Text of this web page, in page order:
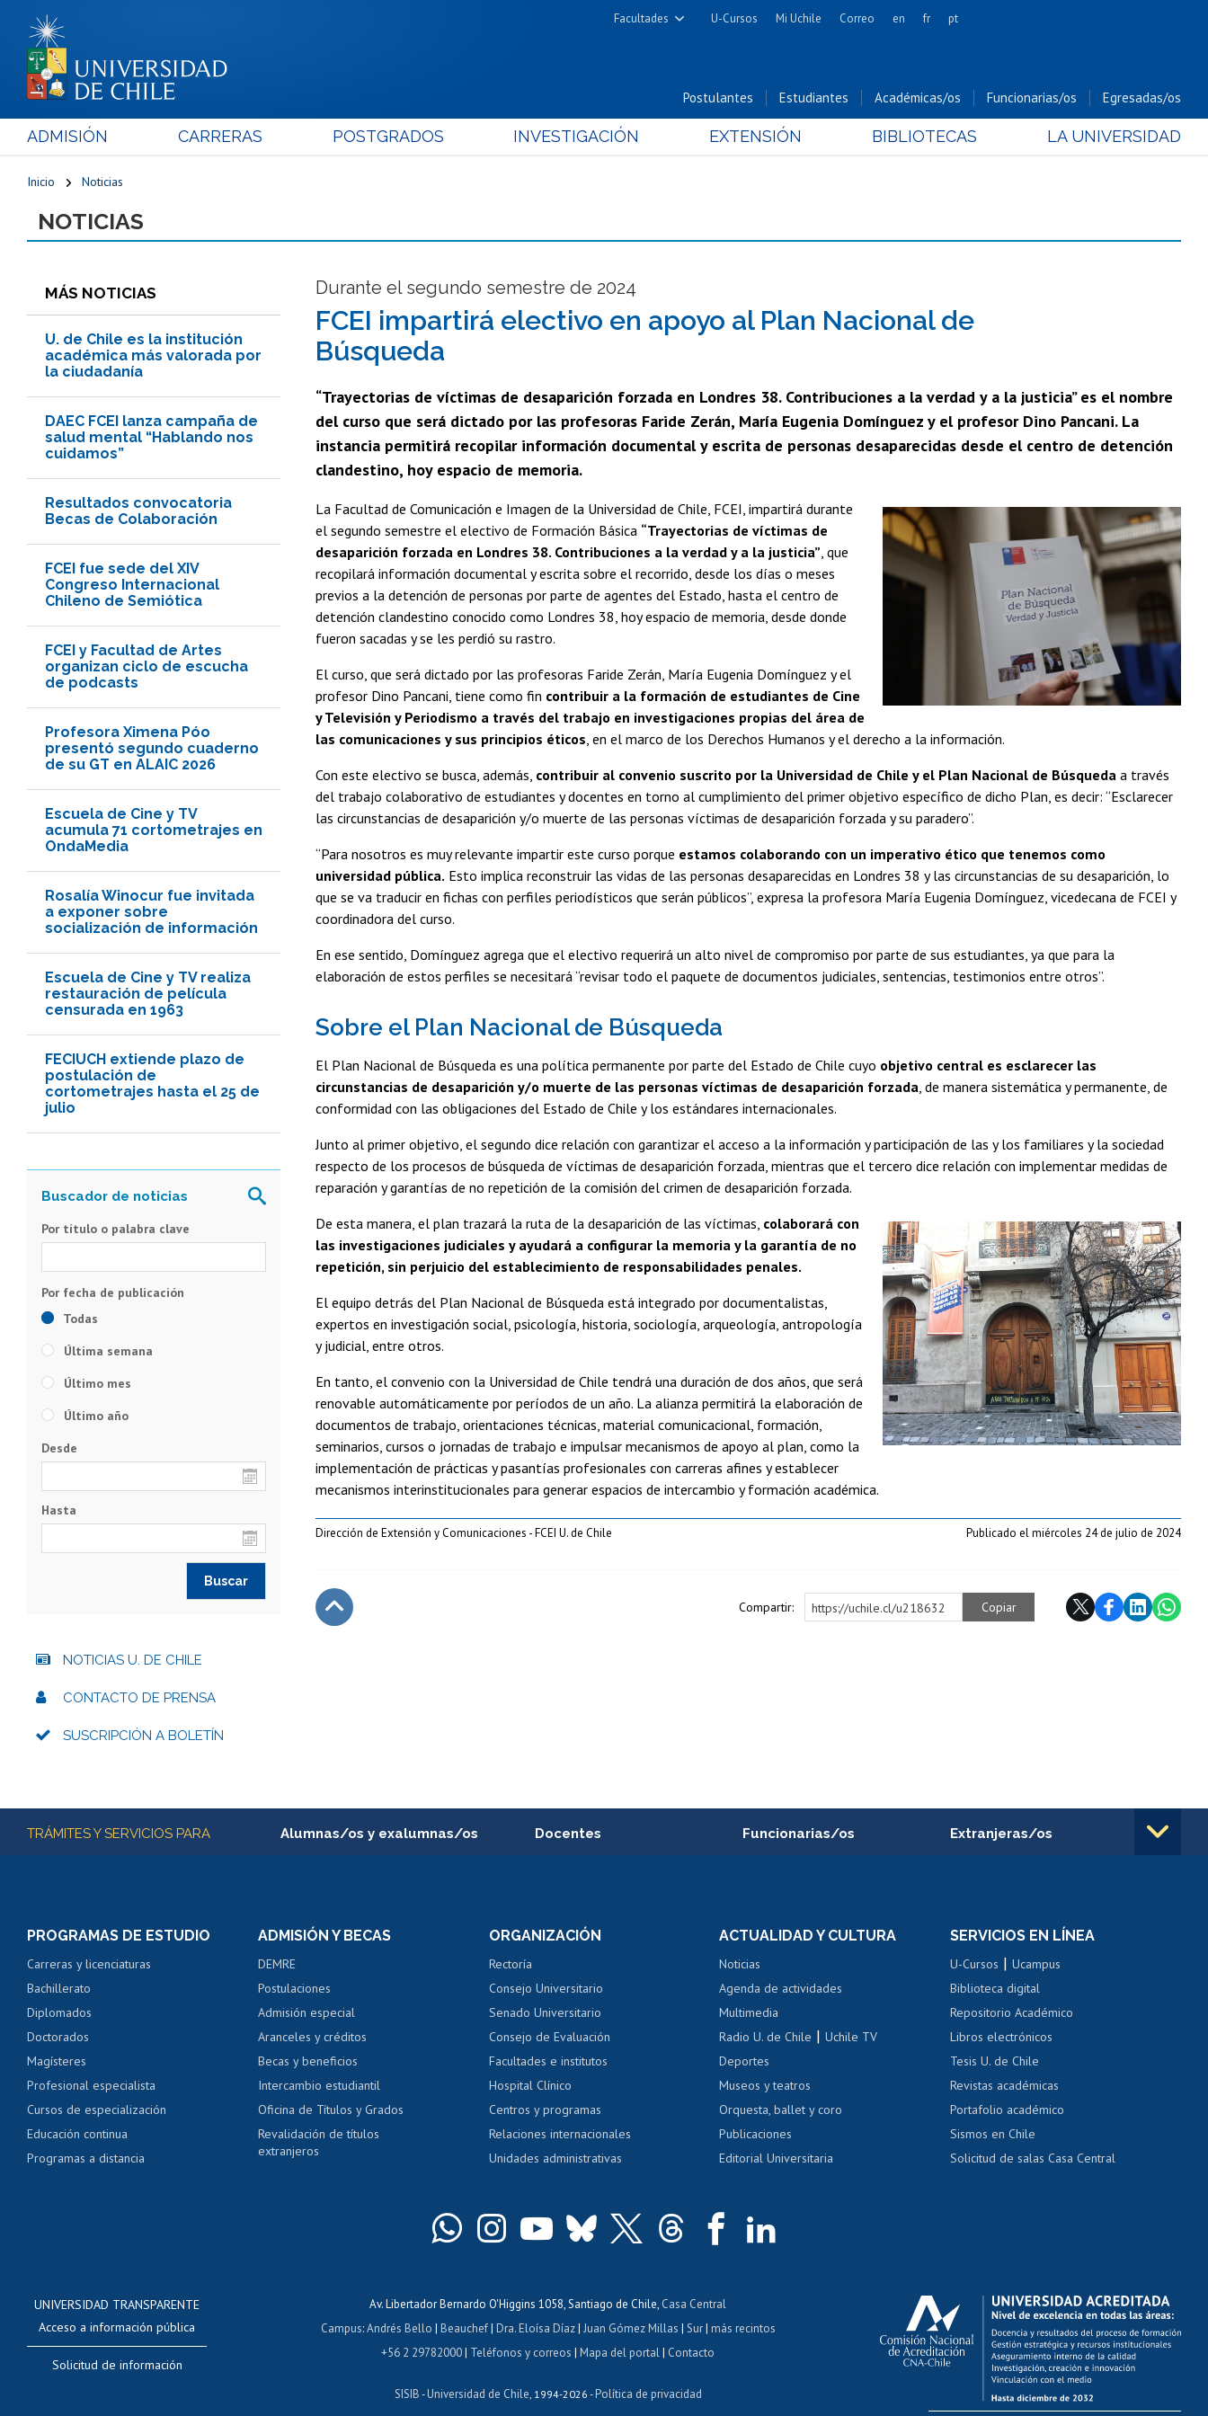
Facultades
Cs. Físicas y Matemáticas
Cs. Forestales y Conservación
Cs. Químicas y Farmacéuticas
Cs. Sociales
Estudios Avanzados en Educación
Nutrición y Tecnología de
Alimentos
Bachillerato
U-Cursos Mi Uchile Correo en fr pt
Postulantes Estudiantes Académicas/os Funcionarias/os Egresadas/os
ADMISIÓN CARRERAS POSTGRADOS INVESTIGACIÓN EXTENSIÓN BIBLIOTECAS LA UNIVERSIDAD
Inicio Noticias
NOTICIAS
MÁS NOTICIAS
U. de Chile es la institución
académica más valorada por
la ciudadanía
DAEC FCEI lanza campaña de
salud mental “Hablando nos
cuidamos”
Resultados convocatoria
Becas de Colaboración
FCEI fue sede del XIV
Congreso Internacional
Chileno de Semiótica
FCEI y Facultad de Artes
organizan ciclo de escucha
de podcasts
Profesora Ximena Póo
presentó segundo cuaderno
de su GT en ALAIC 2026
Escuela de Cine y TV
acumula 71 cortometrajes en
OndaMedia
Rosalía Winocur fue invitada
a exponer sobre
socialización de información
Escuela de Cine y TV realiza
restauración de película
censurada en 1963
FECIUCH extiende plazo de
postulación de
cortometrajes hasta el 25 de
julio
Durante el segundo semestre de 2024
FCEI impartirá electivo en apoyo al Plan Nacional de
Búsqueda
“Trayectorias de víctimas de desaparición forzada en Londres 38. Contribuciones a la verdad y a la justicia” es el nombre
del curso que será dictado por las profesoras Faride Zerán, María Eugenia Domínguez y el profesor Dino Pancani. La
instancia permitirá recopilar información documental y escrita de personas desaparecidas desde el centro de detención
clandestino, hoy espacio de memoria.
La Facultad de Comunicación e Imagen de la Universidad de Chile, FCEI, impartirá durante
el segundo semestre el electivo de Formación Básica “Trayectorias de víctimas de
desaparición forzada en Londres 38. Contribuciones a la verdad y a la justicia” , que
recopilará información documental y escrita sobre el recorrido, desde los días o meses
previos a la detención de personas por parte de agentes del Estado, hasta el centro de
detención clandestino conocido como Londres 38, hoy espacio de memoria, desde donde
fueron sacadas y se les perdió su rastro.
El curso, que será dictado por las profesoras Faride Zerán, María Eugenia Domínguez y el
profesor Dino Pancani, tiene como fin contribuir a la formación de estudiantes de Cine
y Televisión y Periodismo a través del trabajo en investigaciones propias del área de
las comunicaciones y sus principios éticos , en el marco de los Derechos Humanos y el derecho a la información.
Con este electivo se busca, además, contribuir al convenio suscrito por la Universidad de Chile y el Plan Nacional de Búsqueda a través
del trabajo colaborativo de estudiantes y docentes en torno al cumplimiento del primer objetivo específico de dicho Plan, es decir: “Esclarecer
las circunstancias de desaparición y/o muerte de las personas víctimas de desaparición forzada y su paradero”.
“Para nosotros es muy relevante impartir este curso porque estamos colaborando con un imperativo ético que tenemos como
universidad pública. Esto implica reconstruir las vidas de las personas desaparecidas en Londres 38 y las circunstancias de su desaparición, lo
que se va traducir en fichas con perfiles periodísticos que serán públicos”, expresa la profesora María Eugenia Domínguez, vicedecana de FCEI y
coordinadora del curso.
En ese sentido, Domínguez agrega que el electivo requerirá un alto nivel de compromiso por parte de sus estudiantes, ya que para la
elaboración de estos perfiles se necesitará “revisar todo el paquete de documentos judiciales, sentencias, testimonios entre otros”.
Sobre el Plan Nacional de Búsqueda
El Plan Nacional de Búsqueda es una política permanente por parte del Estado de Chile cuyo objetivo central es esclarecer las
circunstancias de desaparición y/o muerte de las personas víctimas de desaparición forzada , de manera sistemática y permanente, de
conformidad con las obligaciones del Estado de Chile y los estándares internacionales.
Junto al primer objetivo, el segundo dice relación con garantizar el acceso a la información y participación de las y los familiares y la sociedad
respecto de los procesos de búsqueda de víctimas de desaparición forzada, mientras que el tercero dice relación con implementar medidas de
reparación y garantías de no repetición de la comisión del crimen de desaparición forzada.
De esta manera, el plan trazará la ruta de la desaparición de las víctimas, colaborará con
las investigaciones judiciales y ayudará a configurar la memoria y la garantía de no
repetición, sin perjuicio del establecimiento de responsabilidades penales.
El equipo detrás del Plan Nacional de Búsqueda está integrado por documentalistas,
expertos en investigación social, psicología, historia, sociología, arqueología, antropología
y judicial, entre otros.
En tanto, el convenio con la Universidad de Chile tendrá una duración de dos años, que será
renovable automáticamente por períodos de un año. La alianza permitirá la elaboración de
documentos de trabajo, orientaciones técnicas, material comunicacional, formación,
seminarios, cursos o jornadas de trabajo e impulsar mecanismos de apoyo al plan, como la
implementación de prácticas y pasantías profesionales con carreras afines y establecer
mecanismos interinstitucionales para generar espacios de intercambio y formación académica.
Dirección de Extensión y Comunicaciones - FCEI U. de Chile Publicado el miércoles 24 de julio de 2024
Compartir: https://uchile.cl/u218632 Copiar
Por título o palabra clave
Todas
Última semana
Último mes
Último año
Desde
Hasta
NOTICIAS U. DE CHILE
CONTACTO DE PRENSA
SUSCRIPCIÓN A BOLETÍN
Más información
TRÁMITES Y SERVICIOS PARA Alumnas/os y exalumnas/os
Servicio médico y dental
Pago de arancel y crédito alumnos
Pago de arancel y crédito exalumnos
Certificado de títulos y grados
Docentes
Perfeccionamiento
Evaluación docente
Calificación académica
Postulación al AUCAI
Funcionarias/os
Portal de movilidad interna
Certificado de renta
Certificado de renta
Extranjeras/os
Cursos de español
Mi Uchile Ayuda tecnológica Tarjeta TUI Acoso laboral, sexual y violencia Denuncias administrativas
PROGRAMAS DE ESTUDIO
Carreras y licenciaturas
Bachillerato
Diplomados
Doctorados
Magísteres
Profesional especialista
Cursos de especialización
Educación continua
Programas a distancia
ADMISIÓN Y BECAS
DEMRE
Postulaciones
Admisión especial
Aranceles y créditos
Becas y beneficios
Intercambio estudiantil
Oficina de Títulos y Grados
Revalidación de títulos
extranjeros
ORGANIZACIÓN
Rectoría
Consejo Universitario
Senado Universitario
Consejo de Evaluación
Facultades e institutos
Hospital Clínico
Centros y programas
Relaciones internacionales
Unidades administrativas
ACTUALIDAD Y CULTURA
Noticias
Agenda de actividades
Multimedia
Radio U. de Chile |Uchile TV
Deportes
Museos y teatros
Orquesta, ballet y coro
Publicaciones
Editorial Universitaria
SERVICIOS EN LÍNEA
U-Cursos |Ucampus
Biblioteca digital
Repositorio Académico
Libros electrónicos
Tesis U. de Chile
Revistas académicas
Portafolio académico
Sismos en Chile
Solicitud de salas Casa Central
UNIVERSIDAD TRANSPARENTE
Acceso a información pública
Solicitud de información
Av. Libertador Bernardo O'Higgins 1058, Santiago de Chile, Casa Central
Campus:Andrés Bello | Beauchef| Dra. Eloísa Díaz| Juan Gómez Millas | Sur| más recintos
+56 2 29782000| Teléfonos y correos |Mapa del portal| Contacto
SISIB -Universidad de Chile , 1994-2026 -Política de privacidad